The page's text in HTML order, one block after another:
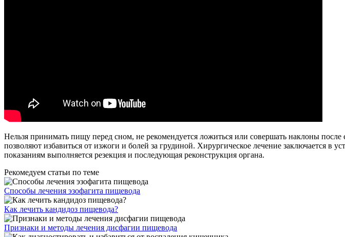
Нельзя принимать пищу перед сном, не рекомендуется ложиться или совершать наклоны
позволяют избавиться от изжоги и болей за грудиной. Хирургическое лечение заключается в
показаниям выполняется резекция и последующая реконструкция органа.
Рекомедуем статьи по теме
Способы лечения эзофагита пищевода
Как лечить кандидоз пищевода?
Признаки и методы лечения дисфагии пищевода